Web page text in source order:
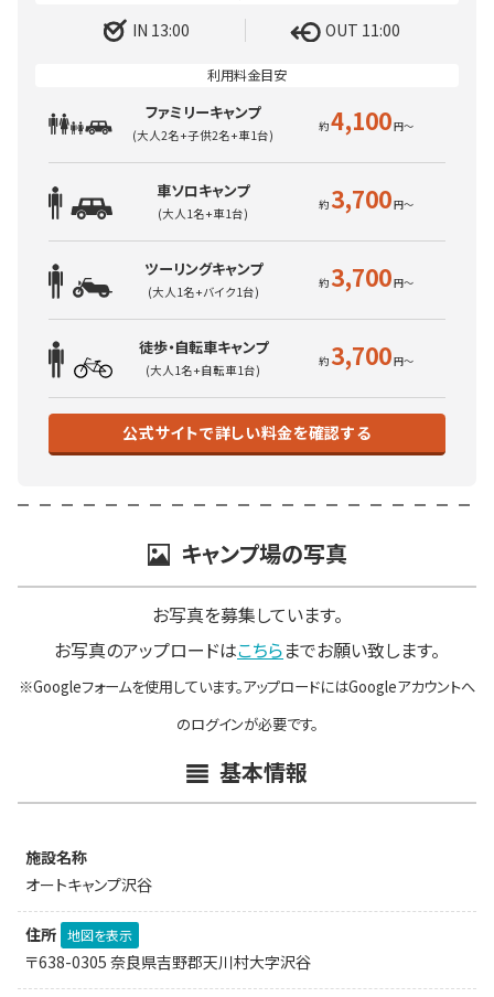
IN 13:00 OUT 11:00
ファミリーキャンプ
(大人2名+子供2名+車1台) 4,100
車ソロキャンプ
(大人1名+車1台) 3,700
ツーリングキャンプ
(大人1名+バイク1台) 3,700
徒歩・自転車キャンプ
(大人1名+自転車1台) 3,700
公式サイトで詳しい料金を確認する
キャンプ場の写真
お写真を募集しています。
お写真のアップロードはこちらまでお願い致します。
※Googleフォームを使用しています。アップロードにはGoogleアカウントへ
のログインが必要です。
基本情報
施設名称
オートキャンプ沢谷
住所 地図を表示
〒638-0305 奈良県吉野郡天川村大字沢谷